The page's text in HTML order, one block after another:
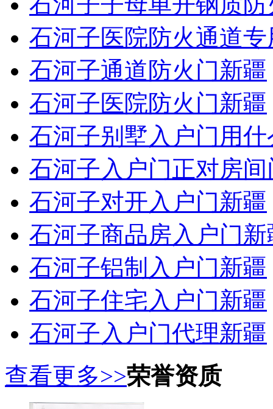
石河子医院防火通道专
石河子通道防火门新疆
石河子医院防火门新疆
石河子别墅入户门用
石河子入户门正对房
石河子对开入户门新疆
石河子商品房入户门新
石河子铝制入户门新疆
石河子住宅入户门新疆
石河子入户门代理新疆
查看更多>>荣誉资质